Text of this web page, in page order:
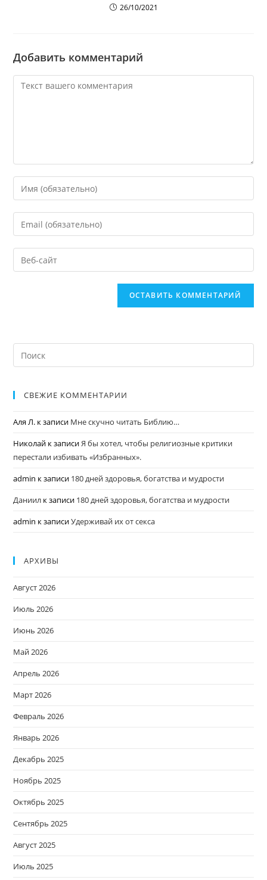
26/10/2021
Добавить комментарий
СВЕЖИЕ КОММЕНТАРИИ
Аля Л. к записи Мне скучно читать Библию…
Николай к записиЯ бы хотел, чтобы религиозные критики
перестали избивать «Избранных».
admin к записи 180 дней здоровья, богатства и мудрости
Даниил к записи 180 дней здоровья, богатства и мудрости
admin к записиУдерживай их от секса
АРХИВЫ
Август 2026
Июль 2026
Июнь 2026
Май 2026
Апрель 2026
Март 2026
Февраль 2026
Январь 2026
Декабрь 2025
Ноябрь 2025
Октябрь 2025
Сентябрь 2025
Август 2025
Июль 2025